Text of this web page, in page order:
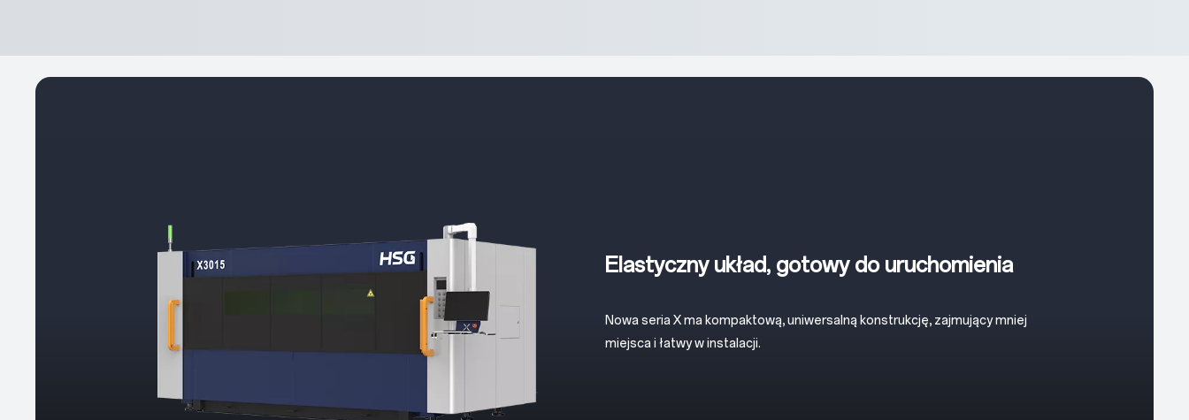
Elastyczny układ, gotowy do uruchomienia
Nowa seria X ma kompaktową, uniwersalną konstrukcję, zajmujący mniej
miejsca i łatwy w instalacji.